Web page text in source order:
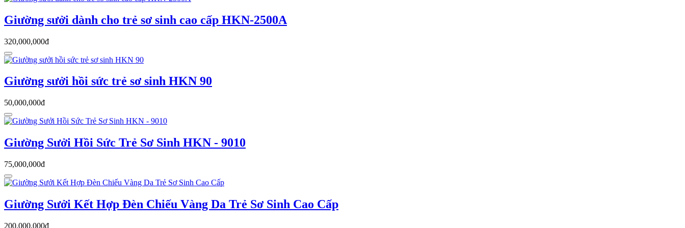
Giường sưởi dành cho trẻ sơ sinh cao cấp HKN-2500A
320,000,000đ
Giường sưởi hồi sức trẻ sơ sinh HKN 90
50,000,000đ
Giường Sưởi Hồi Sức Trẻ Sơ Sinh HKN - 9010
75,000,000đ
Giường Sưởi Kết Hợp Đèn Chiếu Vàng Da Trẻ Sơ Sinh Cao Cấp
200,000,000đ